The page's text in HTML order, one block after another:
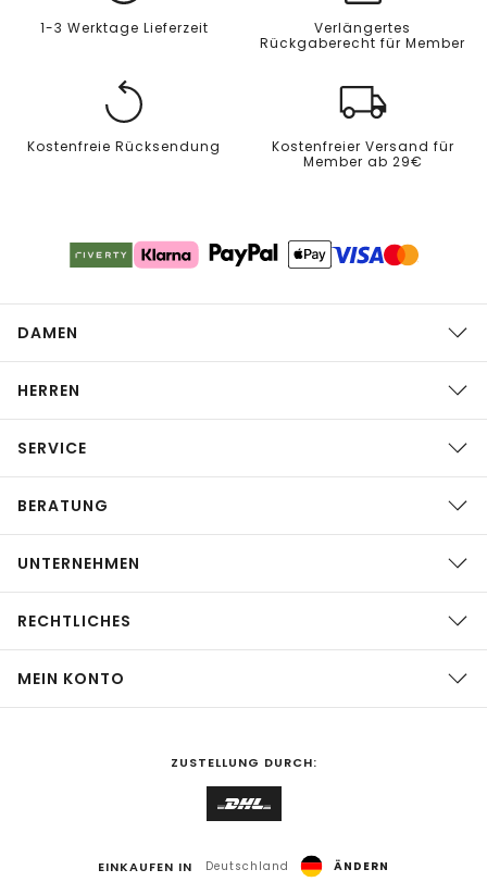
1-3 Werktage Lieferzeit
Verlängertes
Rückgaberecht für Member
Kostenfreie Rücksendung
Kostenfreier Versand für
Member ab 29€
DAMEN
HERREN
SERVICE
BERATUNG
UNTERNEHMEN
RECHTLICHES
MEIN KONTO
ZUSTELLUNG DURCH:
EINKAUFEN IN Deutschland ÄNDERN